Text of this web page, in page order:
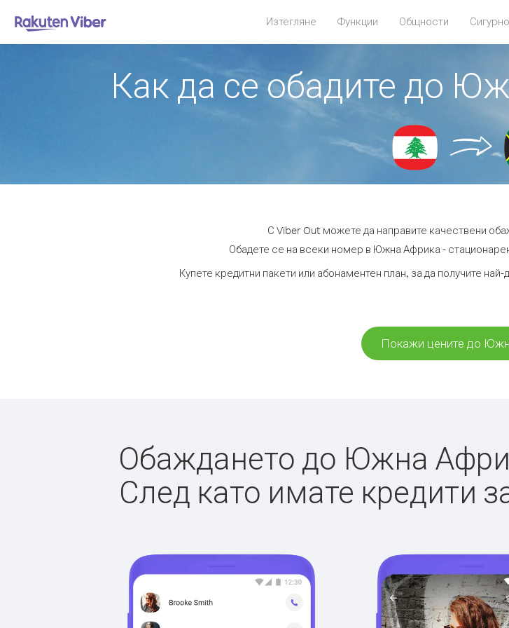
Изтегляне Функции Общности
Как да се обадите до
С Viber Out можете да направите качествени
Обадете се на всеки номер в Южна Африка -
Купете кредитни пакети или абонаментен план, за да получите
Покажи цените до
Обаждането до Южна
След като имате кредити